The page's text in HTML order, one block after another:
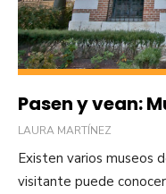
Pasen y vean:
LAURA MARTÍNEZ
Existen varios museos
visitante puede